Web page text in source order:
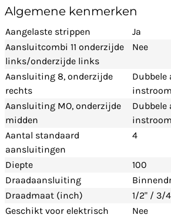
Algemene kenmerken
Aangelaste strippen
Ja
Aansluitcombi 11 onderzijde
links/onderzijde links
Nee
Aansluiting 8, onderzijde
rechts
Aansluiting MO, onderzijde
midden
Aantal standaard
aansluitingen
4
Diepte
100
Draadaansluiting
Draadmaat (inch)
1/2" / 3/
Geschikt voor elektrisch
Nee